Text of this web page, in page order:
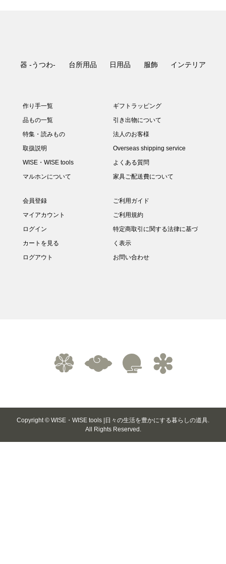
器 -うつわ- 台所用品 日用品 服飾 インテリア
作り手一覧
品もの一覧
特集・読みもの
取扱説明
WISE・WISE tools
マルホンについて
ギフトラッピング
引き出物について
法人のお客様
Overseas shipping service
よくある質問
家具ご配送費について
会員登録
マイアカウント
ログイン
カートを見る
ログアウト
ご利用ガイド
ご利用規約
特定商取引に関する法律に基づ
く表示
お問い合わせ
Copyright © WISE・WISE tools |日々の生活を豊かにする暮らしの道具.
All Rights Reserved.